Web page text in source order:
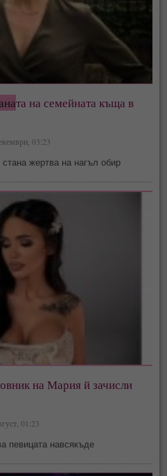
та на семейната къща в
03:23
жертва на нагъл обир
на Мария й зачисли
01:23
певицата навсякъде